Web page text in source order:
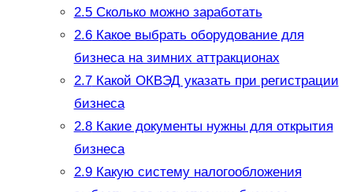
2.5Сколько можно заработать
2.6Какое выбрать оборудование для
бизнеса на зимних аттракционах
2.7Какой ОКВЭД указать при регистрации
бизнеса
2.8Какие документы нужны для открытия
бизнеса
2.9Какую систему налогообложения